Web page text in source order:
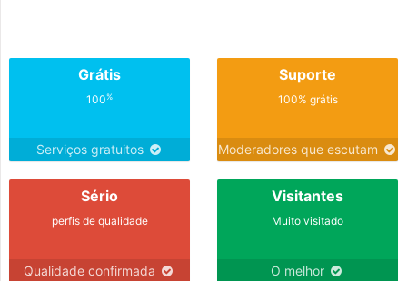
Grátis
100%
Serviços gratuitos
Suporte
100% grátis
Moderadores que escutam
Sério
perfis de qualidade
Qualidade confirmada
Visitantes
Muito visitado
O melhor